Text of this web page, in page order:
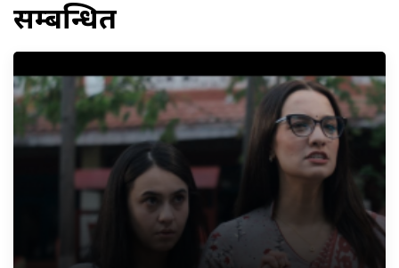
सम्बन्धित